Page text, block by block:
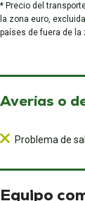
* Precio del
la zona euro,
países de fuera de la
Averías o
Problema de
Equipo